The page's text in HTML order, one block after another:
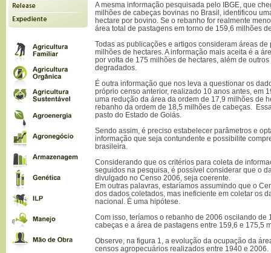
A mesma informação pesquisada pelo IBGE, que
milhões de cabeças bovinas no Brasil, identificou
hectare por bovino. Se o rebanho for realmente
área total de pastagens em torno de 159,6 milhões
Todas as publicações e artigos consideram áreas
milhões de hectares. A informação mais aceita é a
por volta de 175 milhões de hectares, além de
degradados.
É outra informação que nos leva a questionar os
próprio censo anterior, realizado 10 anos antes, em
uma redução da área da ordem de 17,9 milhões de
rebanho da ordem de 18,5 milhões de cabeças.
pasto do Estado de Goiás.
Sendo assim, é preciso estabelecer parâmetros e
informação que seja contundente e possibilite
brasileira.
Considerando que os critérios para coleta de
seguidos na pesquisa, é possível considerar que o
divulgado no Censo 2006, seja coerente.
Em outras palavras, estaríamos assumindo que o
dos dados coletados, mas ineficiente em coletar os
nacional. É uma hipótese.
Com isso, teríamos o rebanho de 2006 oscilando de
cabeças e a área de pastagens entre 159,6 e 175,5
Observe, na figura 1, a evolução da ocupação da
censos agropecuários realizados entre 1940 e 2006.